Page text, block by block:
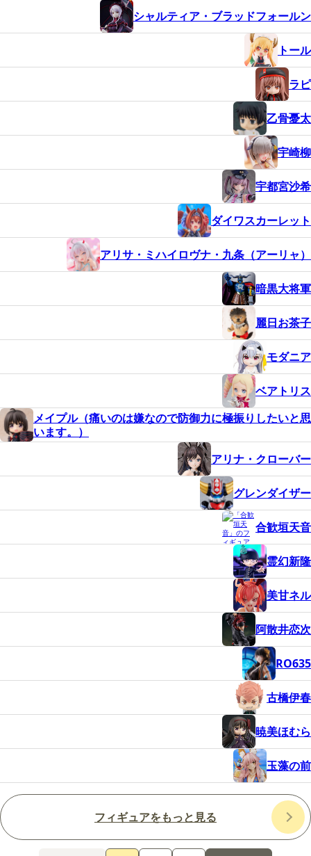
シャルティア・ブラッドフォールン
トール
ラピ
乙骨憂太
宇崎柳
宇都宮沙希
ダイワスカーレット
アリサ・ミハイロヴナ・九条（アーリャ）
暗黒大将軍
麗日お茶子
モダニア
ベアトリス
メイプル（痛いのは嫌なので防御力に極振りしたいと思
います。）
アリナ・クローバー
グレンダイザー
合歓垣天音
霊幻新隆
美甘ネル
阿散井恋次
RO635
古橋伊春
暁美ほむら
玉藻の前
フィギュアをもっと見る